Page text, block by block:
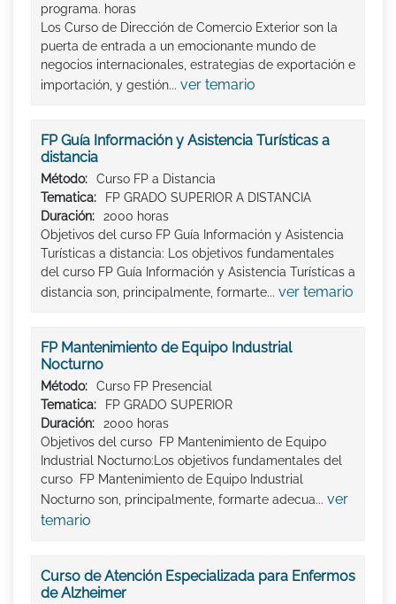
programa. horas
Los Curso de Dirección de Comercio Exterior son la
puerta de entrada a un emocionante mundo de
negocios internacionales, estrategias de exportación e
importación, y gestión... ver temario
FP Guía Información y Asistencia Turísticas a
distancia
Método:
Curso FP a Distancia
Tematica:
FP GRADO SUPERIOR A DISTANCIA
Duración:
2000 horas
Objetivos del curso FP Guía Información y Asistencia
Turísticas a distancia: Los objetivos fundamentales
del curso FP Guía Información y Asistencia Turísticas a
distancia son, principalmente, formarte... ver temario
FP Mantenimiento de Equipo Industrial
Nocturno
Método:
Curso FP Presencial
Tematica:
FP GRADO SUPERIOR
Duración:
2000 horas
Objetivos del curso FP Mantenimiento de Equipo
Industrial Nocturno:Los objetivos fundamentales del
curso FP Mantenimiento de Equipo Industrial
Nocturno son, principalmente, formarte adecua... ver
temario
Curso de Atención Especializada para Enfermos
de Alzheimer